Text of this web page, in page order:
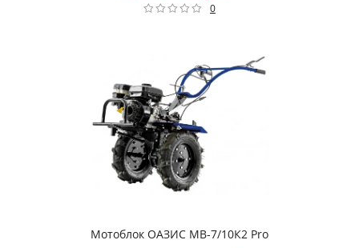
0
Мотоблок ОАЗИС МВ-7/10К2 Pro